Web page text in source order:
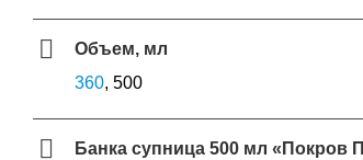
Объем, мл
360, 500
Банка супница 500 мл «Покров